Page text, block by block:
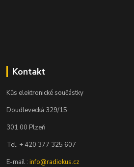
Kontakt
Kůs elektronické součástky
Doudlevecká 329/15
301 00 Plzeň
Tel. + 420 377 325 607
E-mail :info@radiokus.cz